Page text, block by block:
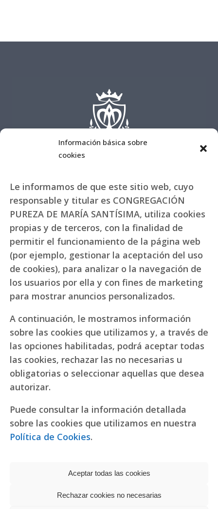
Información básica sobre
cookies
Le informamos de que este sitio web, cuyo
responsable y titular es CONGREGACIÓN
PUREZA DE MARÍA SANTÍSIMA, utiliza cookies
propias y de terceros, con la finalidad de
permitir el funcionamiento de la página web
(por ejemplo, gestionar la aceptación del uso
de cookies), para analizar o la navegación de
los usuarios por ella y con fines de marketing
para mostrar anuncios personalizados.
A continuación, le mostramos información
sobre las cookies que utilizamos y, a través de
las opciones habilitadas, podrá aceptar todas
las cookies, rechazar las no necesarias u
obligatorias o seleccionar aquellas que desea
autorizar.
Puede consultar la información detallada
sobre las cookies que utilizamos en nuestra
Política de Cookies.
Aceptar todas las cookies
Rechazar cookies no necesarias